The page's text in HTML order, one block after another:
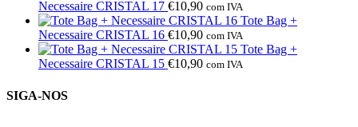
Necessaire CRISTAL 17 €10,90 com IVA
Tote Bag +
Necessaire CRISTAL 16 €10,90 com IVA
Tote Bag +
Necessaire CRISTAL 15 €10,90 com IVA
SIGA-NOS